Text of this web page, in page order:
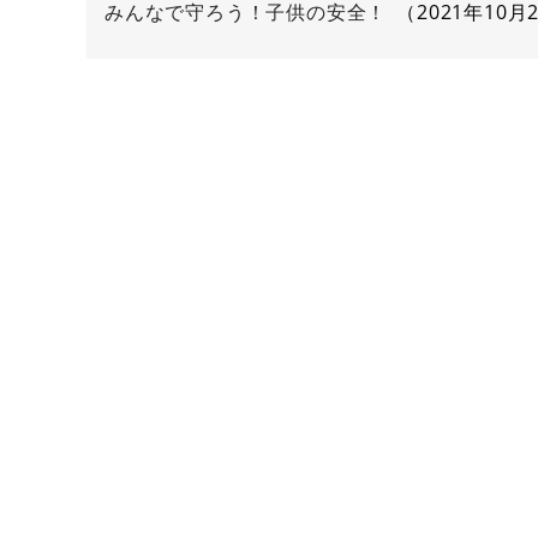
みんなで守ろう！子供の安全！ 2021年10月